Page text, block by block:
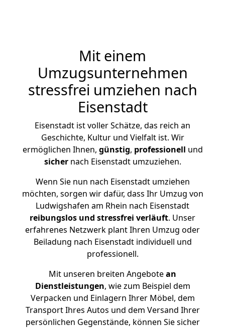
Mit einem
Umzugsunternehmen
stressfrei umziehen nach
Eisenstadt
Eisenstadt ist voller Schätze, das reich an
Geschichte, Kultur und Vielfalt ist. Wir
ermöglichen Ihnen, günstig, professionell und
sichernach Eisenstadt umzuziehen.
Wenn Sie nun nach Eisenstadt umziehen
möchten, sorgen wir dafür, dass Ihr Umzug von
Ludwigshafen am Rhein nach Eisenstadt
reibungslos und stressfrei verläuft. Unser
erfahrenes Netzwerk plant Ihren Umzug oder
Beiladung nach Eisenstadt individuell und
professionell.
Mit unseren breiten Angebotean
Dienstleistungen, wie zum Beispiel dem
Verpacken und Einlagern Ihrer Möbel, dem
Transport Ihres Autos und dem Versand Ihrer
persönlichen Gegenstände, können Sie sicher